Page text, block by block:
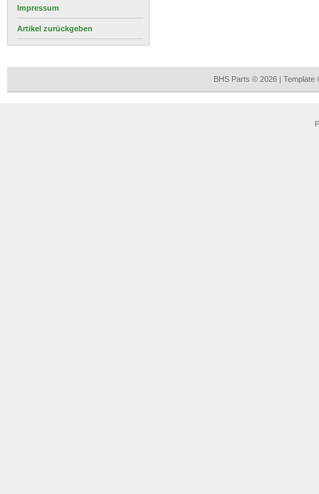
Impressum
Artikel zurückgeben
BHS Parts © 2026 |